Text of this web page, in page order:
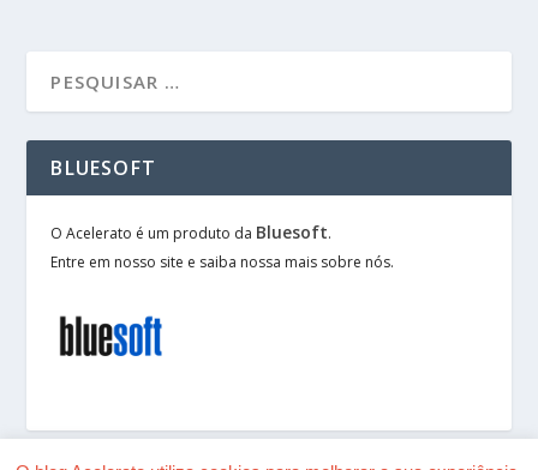
BLUESOFT
O Acelerato é um produto da Bluesoft.
Entre em nosso site e saiba nossa mais sobre nós.